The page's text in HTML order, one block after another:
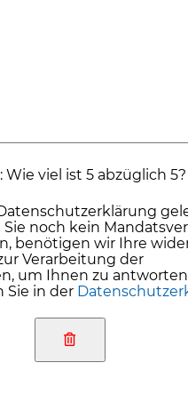
viel ist 5 abzüglich 5?
Sie noch kein
benötigen wir Ihre
Verarbeitung der
um Ihnen zu
Sie in der